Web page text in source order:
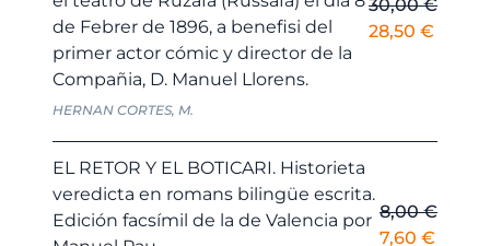
de Febrer de 1896, a benefisi del
primer actor cómic y director de la
Compañia, D. Manuel Llorens.
HERNAN CORTES, M.
30,00€
El
28,50 €
EL RETOR Y EL BOTICARI. Historieta
veredicta en romans bilingüe escrita.
Edición facsímil de la de Valencia por 8,00€
El
7,60 €